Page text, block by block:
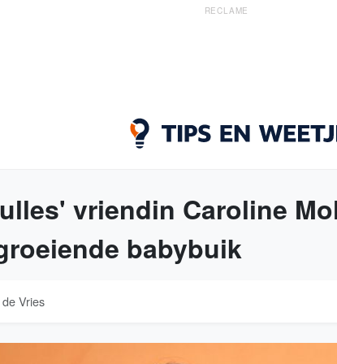
RECLAME
vriendin Caroline
babybuik
Vries